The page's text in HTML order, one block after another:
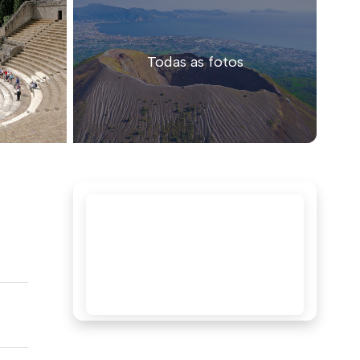
Todas as fotos